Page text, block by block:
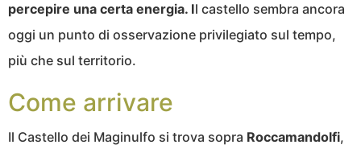
percepire una certa energia. Il castello sembra ancora
oggi un punto di osservazione privilegiato sul tempo,
più che sul territorio.
Come arrivare
Il Castello dei Maginulfo si trova sopra Roccamandolfi,